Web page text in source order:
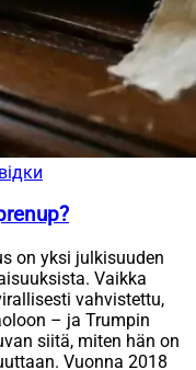
on yksi julkisuuden
Vaikka
vahvistettu,
– ja Trumpin
siitä, miten hän on
Vuonna 2018